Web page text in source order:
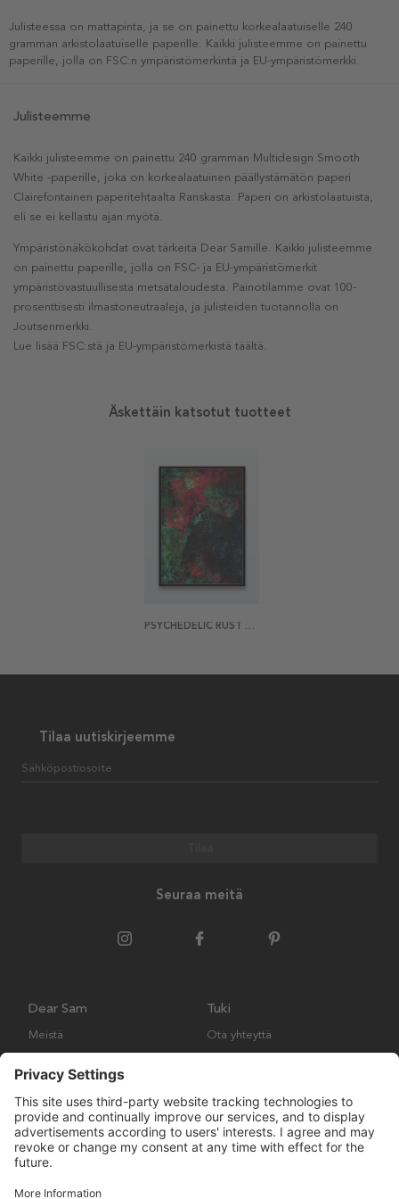
Julisteessa on mattapinta, ja se on painettu korkealaatuiselle 240
gramman arkistolaatuiselle paperille. Kaikki julisteemme on painettu
paperille, jolla on FSC:n ympäristömerkintä ja EU-ympäristömerkki.
Julisteemme
Kaikki julisteemme on painettu 240 gramman Multidesign Smooth
White -paperille, joka on korkealaatuinen päällystämätön paperi
Clairefontainen paperitehtaalta Ranskasta. Paperi on arkistolaatuista,
eli se ei kellastu ajan myötä.
Ympäristönäkökohdat ovat tärkeitä Dear Samille. Kaikki julisteemme
on painettu paperille, jolla on FSC- ja EU-ympäristömerkit
ympäristövastuullisesta metsätaloudesta. Painotilamme ovat 100-
prosenttisesti ilmastoneutraaleja, ja julisteiden tuotannolla on
Joutsenmerkki.
Lue lisää FSC:stä ja EU-ympäristömerkistä täältä.
Äskettäin katsotut tuotteet
PSYCHEDELIC RUST JULISTE
Tilaa uutiskirjeemme
Sähköpostiosoite
Seuraa meitä
Dear Sam
Meistä
Tuki
Ota yhteyttä
Palautukset ja vaatimukset